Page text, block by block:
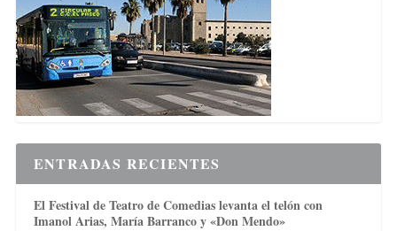
ENTRADAS RECIENTES
El Festival de Teatro de Comedias levanta el telón con
Imanol Arias, María Barranco y «Don Mendo»